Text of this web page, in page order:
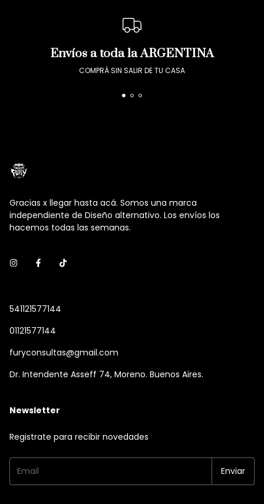
Envíos a toda la ARGENTINA
COMPRÁ SIN SALIR DE TU CASA
Gracias x llegar hasta acá. Somos una marca
independiente de Diseño alternativo. Los envíos los
hacemos todas las semanas.
541121577144
01121577144
furyconsultas@gmail.com
Dr. Intendente Asseff 74, Moreno. Buenos Aires.
Newsletter
Registrate para recibir novedades